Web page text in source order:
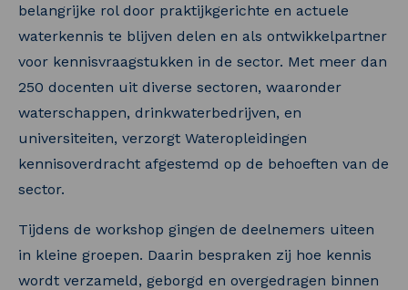
belangrijke rol door praktijkgerichte en actuele
waterkennis te blijven delen en als ontwikkelpartner
voor kennisvraagstukken in de sector. Met meer dan
250 docenten uit diverse sectoren, waaronder
waterschappen, drinkwaterbedrijven, en
universiteiten, verzorgt Wateropleidingen
kennisoverdracht afgestemd op de behoeften van de
sector.
Tijdens de workshop gingen de deelnemers uiteen
in kleine groepen. Daarin bespraken zij hoe kennis
wordt verzameld, geborgd en overgedragen binnen